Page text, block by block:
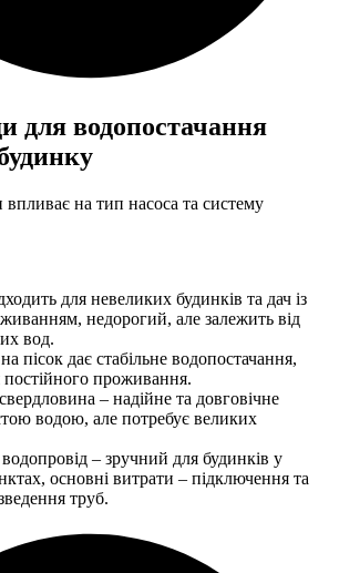
для водопостачання
на тип насоса та систему
для невеликих будинків та дач із
недорогий, але залежить від
вод.
пісок дає стабільне водопостачання,
постійного проживання.
– надійне та довговічне
водою, але потребує великих
– зручний для будинків у
основні витрати – підключення та
труб.